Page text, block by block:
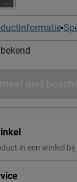
in een winkel